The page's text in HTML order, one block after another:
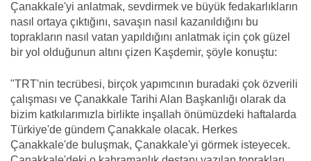
Çanakkale'yi anlatmak, sevdirmek ve büyük fedakarlıkların
nasıl ortaya çıktığını, savaşın nasıl kazanıldığını bu
toprakların nasıl vatan yapıldığını anlatmak için çok güzel
bir yol olduğunun altını çizen Kaşdemir, şöyle konuştu:
"TRT'nin tecrübesi, birçok yapımcının buradaki çok özverili
çalışması ve Çanakkale Tarihi Alan Başkanlığı olarak da
bizim katkılarımızla birlikte inşallah önümüzdeki haftalarda
Türkiye'de gündem Çanakkale olacak. Herkes
Çanakkale'de buluşmak, Çanakkale'yi görmek isteyecek.